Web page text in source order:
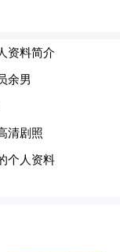
6月20日至7
方面打造在
，丰富夜间
出山海婚恋
户外婚姻登
对接、文博